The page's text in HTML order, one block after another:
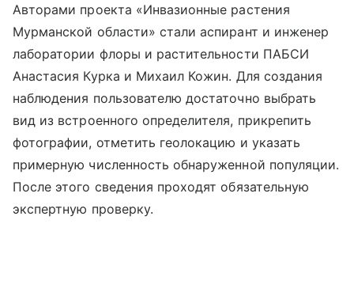
Авторами проекта «Инвазионные растения
Мурманской области» стали аспирант и инженер
лаборатории флоры и растительности ПАБСИ
Анастасия Курка и Михаил Кожин. Для создания
наблюдения пользователю достаточно выбрать
вид из встроенного определителя, прикрепить
фотографии, отметить геолокацию и указать
примерную численность обнаруженной популяции.
После этого сведения проходят обязательную
экспертную проверку.